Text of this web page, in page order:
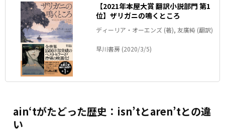
【2021年本屋大賞 翻訳小説部門 第1
位】ザリガニの鳴くところ
ディーリア・オーエンズ (著), 友廣純 (翻訳)
早川書房 (2020/3/5)
ain‘tがたどった歴史：isn’tとaren’tとの違
い